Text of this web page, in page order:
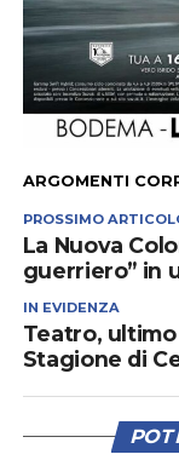
ARGOMENTI
PROSSIMO
La Nuova
guerriero” in
IN EVIDENZA
Teatro,
Stagione di